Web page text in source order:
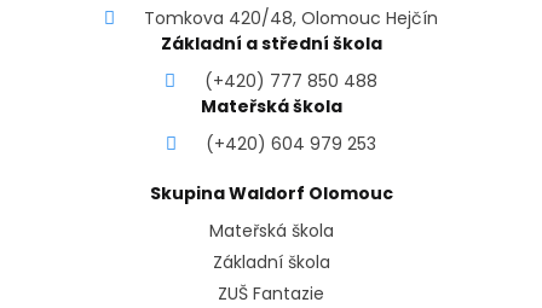
Tomkova 420/48, Olomouc Hejčín
Základní a střední škola
(+420) 777 850 488
Mateřská škola
(+420) 604 979 253
Skupina Waldorf Olomouc
Mateřská škola
Základní škola
ZUŠ Fantazie